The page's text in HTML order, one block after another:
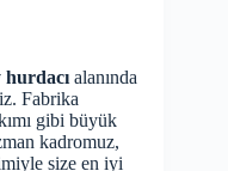
alanında
Fabrika
gibi büyük
kadromuz,
size en iyi